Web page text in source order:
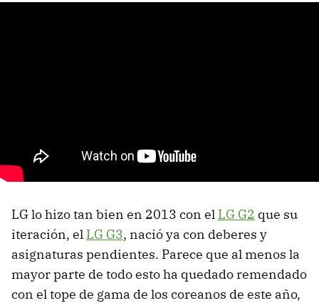
LG lo hizo tan bien en 2013 con el LG G2 que su
iteración, el LG G3, nació ya con deberes y
asignaturas pendientes. Parece que al menos la
mayor parte de todo esto ha quedado remendado
con el tope de gama de los coreanos de este año,